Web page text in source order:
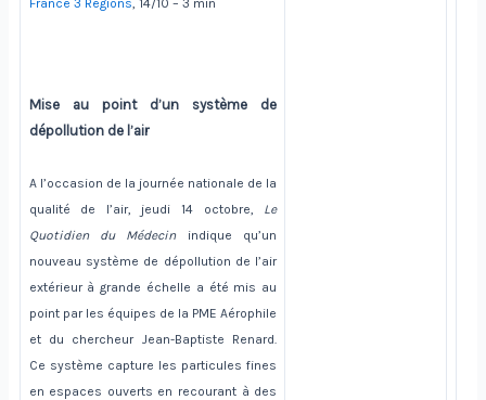
Mise au point d’un système de
dépollution de l’air
A l’occasion de la journée nationale de la
qualité de l’air, jeudi 14 octobre, Le
Quotidien du Médecinindique qu’un
nouveau système de dépollution de l’air
extérieur à grande échelle a été mis au
point par les équipes de la PME Aérophile
et du chercheur Jean-Baptiste Renard.
Ce système capture les particules fines
en espaces ouverts en recourant à des